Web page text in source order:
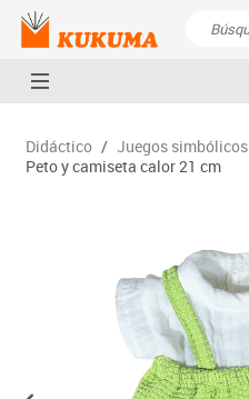
Didáctico / Juegos simbólicos
Peto y camiseta calor 21 cm